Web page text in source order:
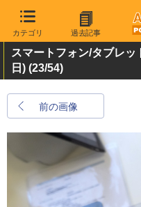
カテゴリ 過去記事
スマートフォン/タブレ
日) (23/54)
前の画像